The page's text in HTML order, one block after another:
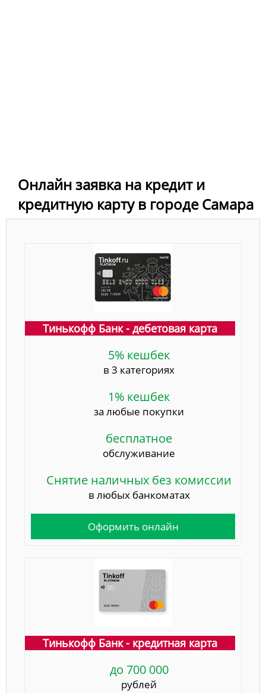
Онлайн заявка на кредит и
кредитную карту в городе Самара
Тинькофф Банк - дебетовая карта
5% кешбек
в 3 категориях
1% кешбек
за любые покупки
бесплатное
обслуживание
Снятие наличных без комиссии
в любых банкоматах
Оформить онлайн
Тинькофф Банк - кредитная карта
до 700 000
рублей